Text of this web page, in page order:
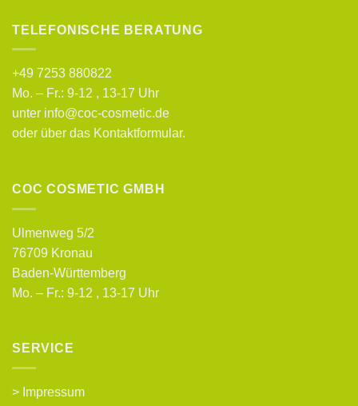
TELEFONISCHE BERATUNG
+49 7253 880822
Mo. – Fr.: 9-12 , 13-17 Uhr
unter info@coc-cosmetic.de
oder über das Kontaktformular.
COC COSMETIC GMBH
Ulmenweg 5/2
76709 Kronau
Baden-Württemberg
Mo. – Fr.: 9-12 , 13-17 Uhr
SERVICE
> Impressum